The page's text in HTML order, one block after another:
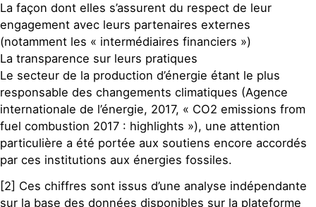
La façon dont elles s’assurent du respect de leur
engagement avec leurs partenaires externes
(notamment les « intermédiaires financiers »)
La transparence sur leurs pratiques
Le secteur de la production d’énergie étant le plus
responsable des changements climatiques (Agence
internationale de l’énergie, 2017, « CO2 emissions from
fuel combustion 2017 : highlights »), une attention
particulière a été portée aux soutiens encore accordés
par ces institutions aux énergies fossiles.
[2] Ces chiffres sont issus d’une analyse indépendante
sur la base des données disponibles sur la plateforme